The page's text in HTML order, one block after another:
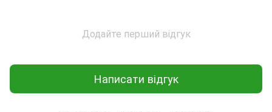
Додайте перший відгук
Написати відгук